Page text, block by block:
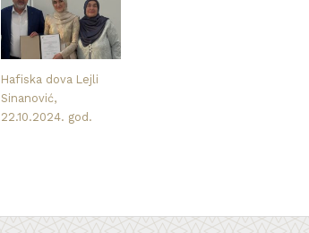
Hafiska dova Lejli
Sinanović,
22.10.2024. god.